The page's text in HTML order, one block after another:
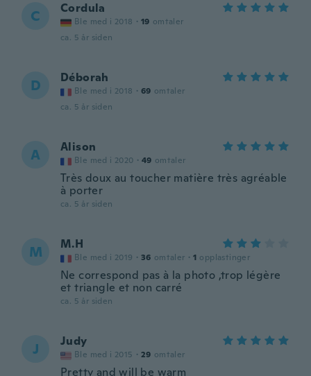
C Cordula
Ble med i 2018 · 19 omtaler
ca. 5 år siden
D Déborah
Ble med i 2018 · 69 omtaler
ca. 5 år siden
A Alison
Ble med i 2020 · 49 omtaler
Très doux au toucher matière très agréable
à porter
ca. 5 år siden
M M.H
Ble med i 2019 · 36 omtaler · 1 opplastinger
Ne correspond pas à la photo ,trop légère
et triangle et non carré
ca. 5 år siden
J Judy
Ble med i 2015 · 29 omtaler
Pretty and will be warm